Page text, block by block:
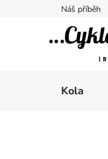
Náš příběh
Kola